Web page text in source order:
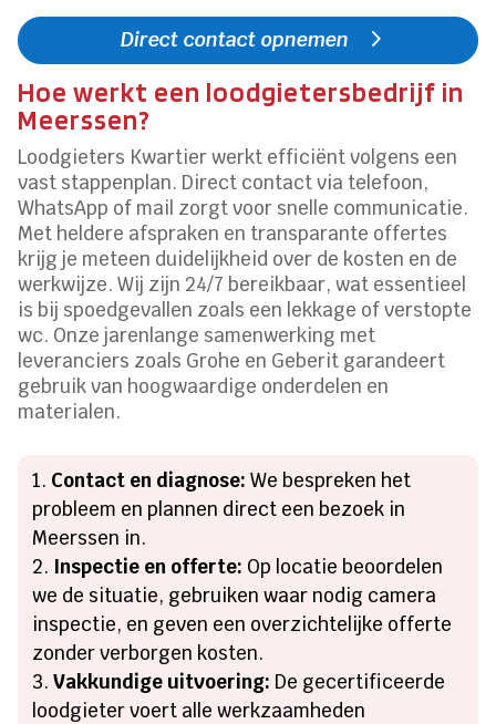
Direct contact opnemen
Hoe werkt een loodgietersbedrijf in
Meerssen?
Loodgieters Kwartier werkt efficiënt volgens een
vast stappenplan. Direct contact via telefoon,
WhatsApp of mail zorgt voor snelle communicatie.
Met heldere afspraken en transparante offertes
krijg je meteen duidelijkheid over de kosten en de
werkwijze. Wij zijn 24/7 bereikbaar, wat essentieel
is bij spoedgevallen zoals een lekkage of verstopte
wc. Onze jarenlange samenwerking met
leveranciers zoals Grohe en Geberit garandeert
gebruik van hoogwaardige onderdelen en
materialen.
Contact en diagnose: We bespreken het
probleem en plannen direct een bezoek in
Meerssen in.
Inspectie en offerte: Op locatie beoordelen
we de situatie, gebruiken waar nodig camera
inspectie, en geven een overzichtelijke offerte
zonder verborgen kosten.
Vakkundige uitvoering: De gecertificeerde
loodgieter voert alle werkzaamheden